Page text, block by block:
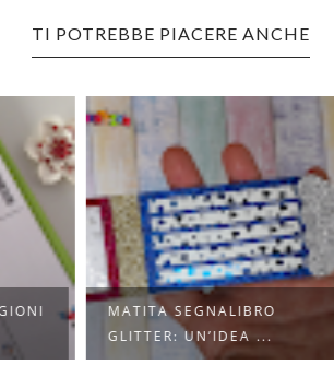
TI POTREBBE PIACERE ANCHE
MATITA SEGNALIBRO
GLITTER: UN’IDEA ...